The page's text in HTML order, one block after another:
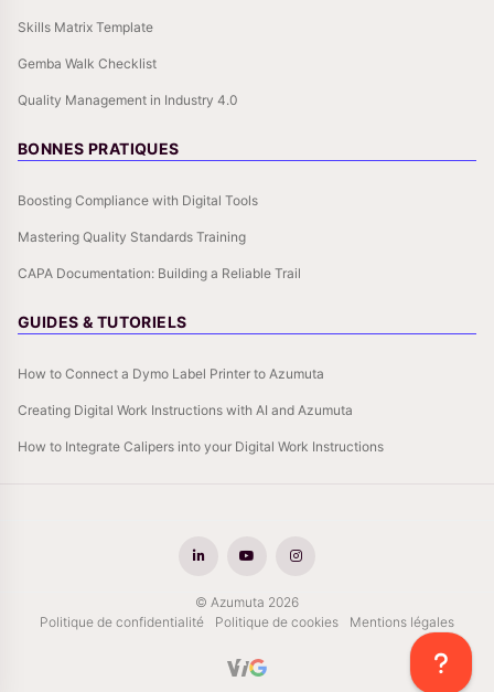
Skills Matrix Template
Gemba Walk Checklist
Quality Management in Industry 4.0
BONNES PRATIQUES
Boosting Compliance with Digital Tools
Mastering Quality Standards Training
CAPA Documentation: Building a Reliable Trail
GUIDES & TUTORIELS
How to Connect a Dymo Label Printer to Azumuta
Creating Digital Work Instructions with AI and Azumuta
How to Integrate Calipers into your Digital Work Instructions
© Azumuta 2026
Politique de confidentialité
Politique de cookies Mentions légales